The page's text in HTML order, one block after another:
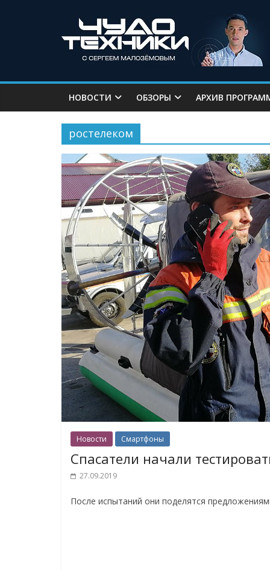
НОВОСТИ ОБЗОРЫ АРХИВ
ростелеком
Новости Смартфоны
Спасатели начали
27.09.2019
После испытаний они поделятся